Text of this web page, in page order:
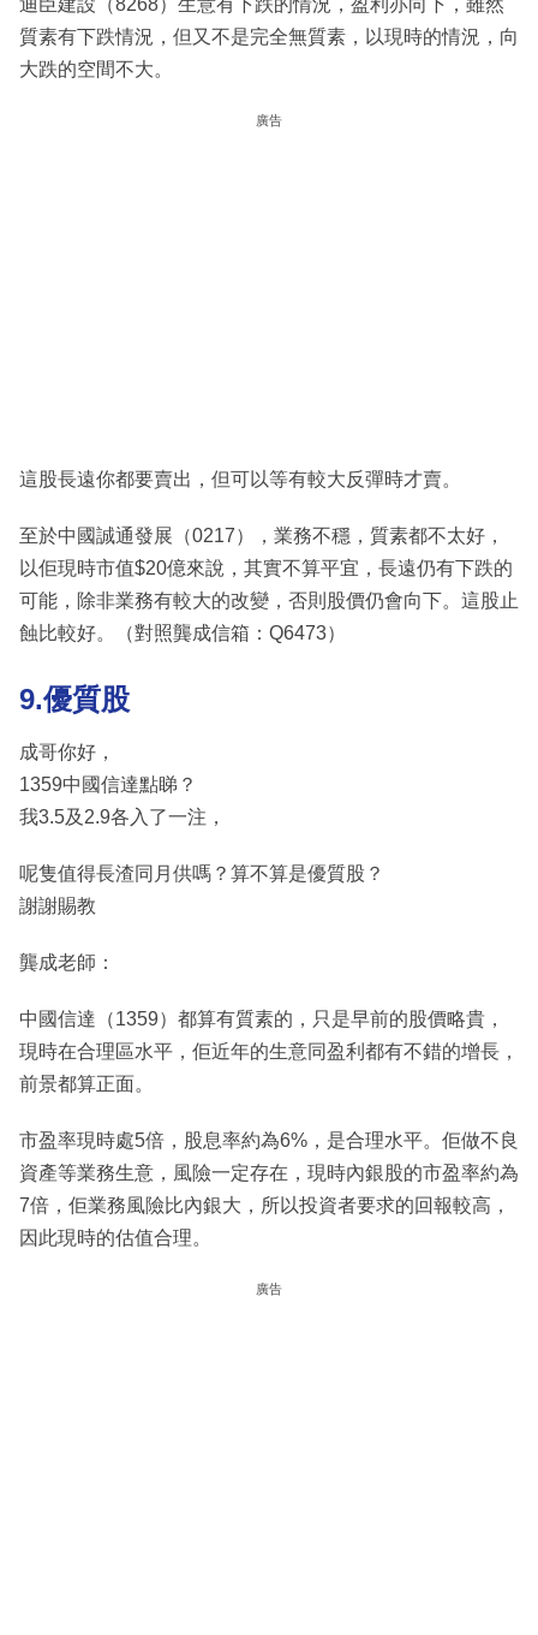
質素有下跌情況，但又不是完全無質素，以現時的情況，向
大跌的空間不大。
廣告
這股長遠你都要賣出，但可以等有較大反彈時才賣。
至於中國誠通發展（0217），業務不穩，質素都不太好，
以佢現時市值$20億來說，其實不算平宜，長遠仍有下跌的
可能，除非業務有較大的改變，否則股價仍會向下。這股止
蝕比較好。（對照龔成信箱：Q6473）
9.優質股
成哥你好，
1359中國信達點睇？
我3.5及2.9各入了一注，
呢隻值得長渣同月供嗎？算不算是優質股？
謝謝賜教
龔成老師：
中國信達（1359）都算有質素的，只是早前的股價略貴，
現時在合理區水平，佢近年的生意同盈利都有不錯的增長，
前景都算正面。
市盈率現時處5倍，股息率約為6%，是合理水平。佢做不良
資產等業務生意，風險一定存在，現時內銀股的市盈率約為
7倍，佢業務風險比內銀大，所以投資者要求的回報較高，
因此現時的估值合理。
廣告